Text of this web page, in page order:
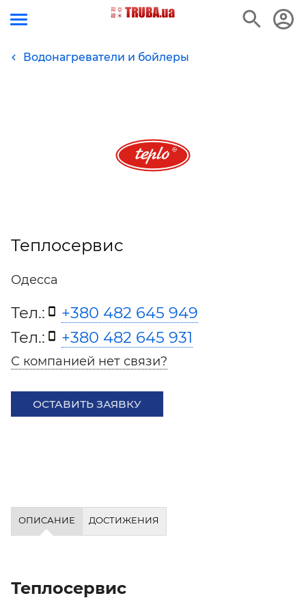
Водонагреватели и бойлеры
Теплосервис
Одесса
Тел.:
+380 482 645 949
Тел.:
+380 482 645 931
С компанией нет связи?
ОСТАВИТЬ ЗАЯВКУ
ОПИСАНИЕ ДОСТИЖЕНИЯ
Теплосервис